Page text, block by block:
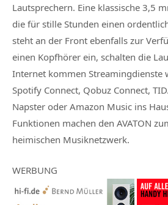
Lautsprechern. Eine klassische 3,5
die für stille Stunden einen
steht an der Front ebenfalls zur
einen Kopfhörer ein, schalten die
Internet kommen Streamingdienste
Spotify Connect, Qobuz Connect,
Napster oder Amazon Music ins
Funktionen machen den AVATON
heimischen Musiknetzwerk.
WERBUNG